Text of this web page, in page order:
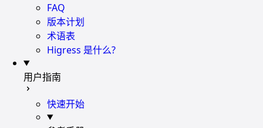
FAQ
版本计划
术语表
Higress 是什么?
用户指南
快速开始